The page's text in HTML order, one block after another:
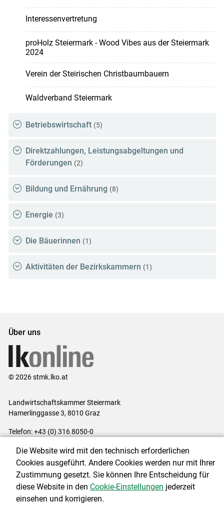
Interessenvertretung
proHolz Steiermark - Wood Vibes aus der Steiermark
2024
Verein der Steirischen Christbaumbauern
Waldverband Steiermark
Betriebswirtschaft (5)
Direktzahlungen, Leistungsabgeltungen und
Förderungen (2)
Bildung und Ernährung (8)
Energie (3)
Die Bäuerinnen (1)
Aktivitäten der Bezirkskammern (1)
Über uns
© 2026 stmk.lko.at
Landwirtschaftskammer Steiermark
Hamerlinggasse 3, 8010 Graz
Telefon: +43 (0) 316 8050-0
Impressum|Kontakt|Datenschutzerklärung|Barrierefreiheit|
Cookie-Einstellungen
Die Website wird mit den technisch erforderlichen
Cookies ausgeführt. Andere Cookies werden nur mit Ihrer
Zustimmung gesetzt. Sie können Ihre Entscheidung für
diese Website in den Cookie-Einstellungen jederzeit
einsehen und korrigieren.